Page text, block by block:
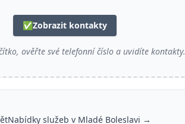
✅Zobrazit kontakty
ověřte své telefonní číslo a uvidíte kontakty.
Nabídky služeb v Mladé Boleslavi →